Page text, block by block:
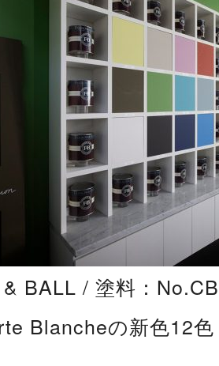
& BALL / 塗料：
Blancheの新色12色